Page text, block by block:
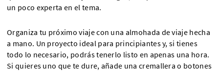
un poco experta en el tema.
Organiza tu próximo viaje con una almohada de viaje hecha
a mano. Un proyecto ideal para principiantes y, si tienes
todo lo necesario, podrás tenerlo listo en apenas una hora.
Si quieres uno que te dure, añade una cremallera o botones